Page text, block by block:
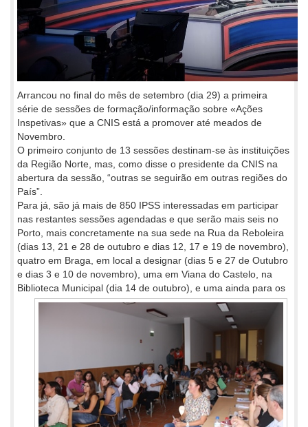
Arrancou no final do mês de setembro (dia 29) a primeira
série de sessões de formação/informação sobre «Ações
Inspetivas» que a CNIS está a promover até meados de
Novembro.
O primeiro conjunto de 13 sessões destinam-se às instituições
da Região Norte, mas, como disse o presidente da CNIS na
abertura da sessão, “outras se seguirão em outras regiões do
País”.
Para já, são já mais de 850 IPSS interessadas em participar
nas restantes sessões agendadas e que serão mais seis no
Porto, mais concretamente na sua sede na Rua da Reboleira
(dias 13, 21 e 28 de outubro e dias 12, 17 e 19 de novembro),
quatro em Braga, em local a designar (dias 5 e 27 de Outubro
e dias 3 e 10 de novembro), uma em Viana do Castelo, na
Biblioteca Municipal (dia 14 de outubro), e uma ainda para os